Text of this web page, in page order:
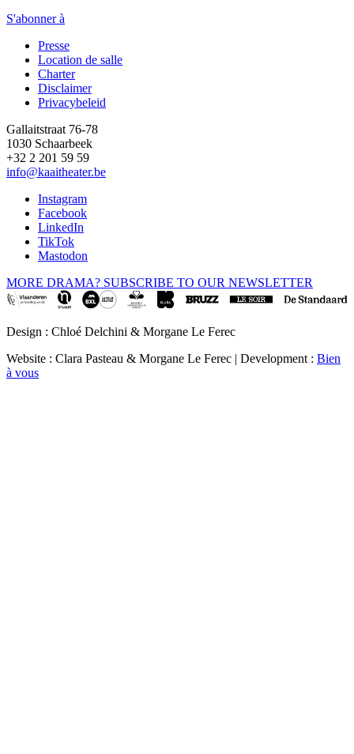
S'abonner à
Footer
Presse
Location de salle
Charter
Disclaimer
Privacybeleid
Gallaitstraat 76-78
1030 Schaarbeek
+32 2 201 59 59
info@kaaitheater.be
Instagram
Facebook
LinkedIn
TikTok
Mastodon
MORE DRAMA? SUBSCRIBE TO OUR NEWSLETTER
Design : Chloé Delchini & Morgane Le Ferec
Website : Clara Pasteau & Morgane Le Ferec | Development : Bien
à vous